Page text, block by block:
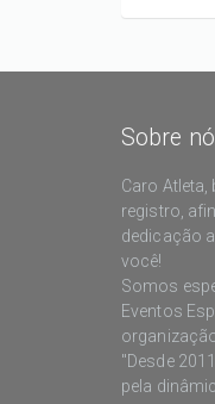
Sobre
Caro
registro,
dedicação
você!
Somos
Eventos
"Desde
pela